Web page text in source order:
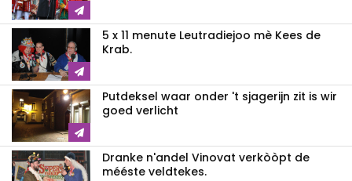
5 x 11 menute Leutradiejoo mè Kees de
Krab.
Putdeksel waar onder 't sjagerijn zit is wir
goed verlicht
Dranke n'andel Vinovat verkòòpt de
mééste veldtekes.